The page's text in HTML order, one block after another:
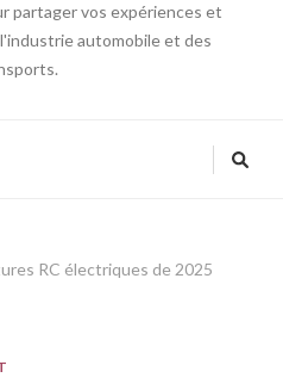
partager vos expériences et
automobile et des
RC électriques de 2025